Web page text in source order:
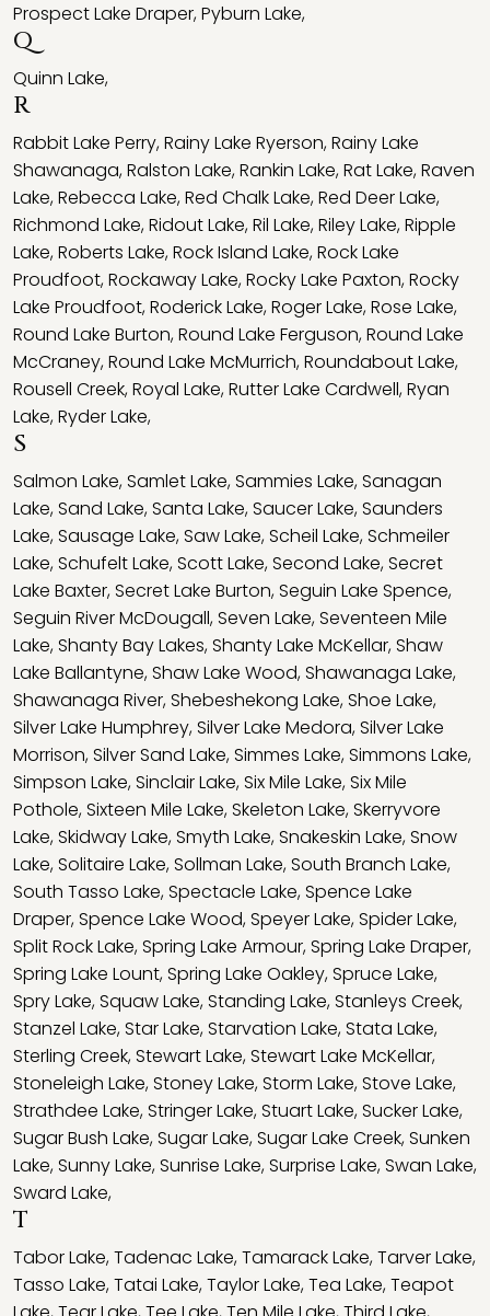
Prospect Lake Draper,Pyburn Lake,
Q
Quinn Lake,
R
Rabbit Lake Perry,Rainy Lake Ryerson,Rainy Lake
Shawanaga,Ralston Lake,Rankin Lake,Rat Lake,Raven
Lake,Rebecca Lake,Red Chalk Lake,Red Deer Lake,
Richmond Lake,Ridout Lake,Ril Lake,Riley Lake,Ripple
Lake,Roberts Lake,Rock Island Lake,Rock Lake
Proudfoot,Rockaway Lake,Rocky Lake Paxton,Rocky
Lake Proudfoot,Roderick Lake,Roger Lake,Rose Lake,
Round Lake Burton,Round Lake Ferguson,Round Lake
McCraney,Round Lake McMurrich,Roundabout Lake,
Rousell Creek,Royal Lake,Rutter Lake Cardwell,Ryan
Lake,Ryder Lake,
S
Salmon Lake,Samlet Lake,Sammies Lake,Sanagan
Lake,Sand Lake,Santa Lake,Saucer Lake,Saunders
Lake,Sausage Lake,Saw Lake,Scheil Lake,Schmeiler
Lake,Schufelt Lake,Scott Lake,Second Lake,Secret
Lake Baxter,Secret Lake Burton,Seguin Lake Spence,
Seguin River McDougall,Seven Lake,Seventeen Mile
Lake,Shanty Bay Lakes,Shanty Lake McKellar,Shaw
Lake Ballantyne,Shaw Lake Wood,Shawanaga Lake,
Shawanaga River,Shebeshekong Lake,Shoe Lake,
Silver Lake Humphrey,Silver Lake Medora,Silver Lake
Morrison,Silver Sand Lake,Simmes Lake,Simmons Lake,
Simpson Lake,Sinclair Lake,Six Mile Lake,Six Mile
Pothole,Sixteen Mile Lake,Skeleton Lake,Skerryvore
Lake,Skidway Lake,Smyth Lake,Snakeskin Lake,Snow
Lake,Solitaire Lake,Sollman Lake,South Branch Lake,
South Tasso Lake,Spectacle Lake,Spence Lake
Draper,Spence Lake Wood,Speyer Lake,Spider Lake,
Split Rock Lake,Spring Lake Armour,Spring Lake Draper,
Spring Lake Lount,Spring Lake Oakley,Spruce Lake,
Spry Lake,Squaw Lake,Standing Lake,Stanleys Creek,
Stanzel Lake,Star Lake,Starvation Lake,Stata Lake,
Sterling Creek,Stewart Lake,Stewart Lake McKellar,
Stoneleigh Lake,Stoney Lake,Storm Lake,Stove Lake,
Strathdee Lake,Stringer Lake,Stuart Lake,Sucker Lake,
Sugar Bush Lake,Sugar Lake,Sugar Lake Creek,Sunken
Lake,Sunny Lake,Sunrise Lake,Surprise Lake,Swan Lake,
Sward Lake,
T
Tabor Lake,Tadenac Lake,Tamarack Lake,Tarver Lake,
Tasso Lake,Tatai Lake,Taylor Lake,Tea Lake,Teapot